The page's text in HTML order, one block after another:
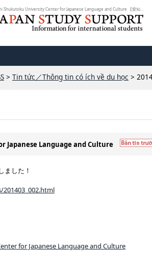
> Tin tức／Thông tin có ích về du học >
Japanese Language and Culture
ました！
for Japanese Language and Culture